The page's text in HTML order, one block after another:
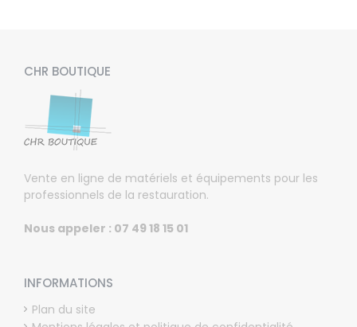
CHR BOUTIQUE
Vente en ligne de matériels et équipements pour les
professionnels de la restauration.
Nous appeler : 07 49 18 15 01
INFORMATIONS
Plan du site